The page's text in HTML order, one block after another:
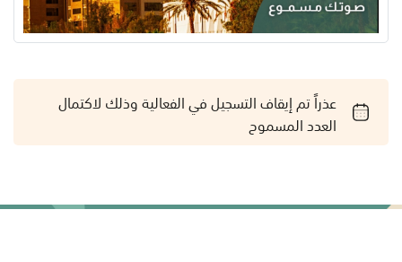
عذراً تم إيقاف التسجيل في الفعالية وذلك لاكتمال
العدد المسموح